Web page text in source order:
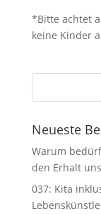
*Bitte achtet
keine Kinder
Neueste
Warum
den Erhalt
037: Kita